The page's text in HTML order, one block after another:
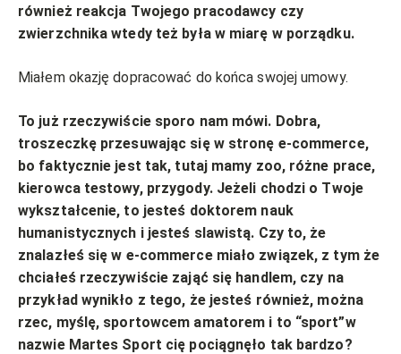
również reakcja Twojego pracodawcy czy
zwierzchnika wtedy też była w miarę w porządku.
Miałem okazję dopracować do końca swojej umowy.
To już rzeczywiście sporo nam mówi. Dobra,
troszeczkę przesuwając się w stronę e-commerce,
bo faktycznie jest tak, tutaj mamy zoo, różne prace,
kierowca testowy, przygody. Jeżeli chodzi o Twoje
wykształcenie, to jesteś doktorem nauk
humanistycznych i jesteś slawistą. Czy to, że
znalazłeś się w e-commerce miało związek, z tym że
chciałeś rzeczywiście zająć się handlem, czy na
przykład wynikło z tego, że jesteś również, można
rzec, myślę, sportowcem amatorem i to “sport”w
nazwie Martes Sport cię pociągnęło tak bardzo?